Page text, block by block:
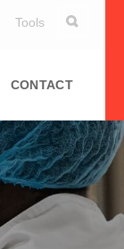
Tools
CONTACT